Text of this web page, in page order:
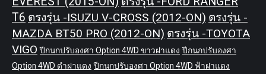
T6 ตรงรุ่น -ISUZU V-CROSS (2012-ON) ตรงรุ่น -
MAZDA BT50 PRO (2012-ON) ตรงรุ่น -TOYOTA
VIGO ปีกนกปรับองศา Option 4WD ขาวฝาแดง ปีกนกปรับองศา
Option 4WD ดำฝาแดง ปีกนกปรับองศา Option 4WD ฟ้าฝาแดง